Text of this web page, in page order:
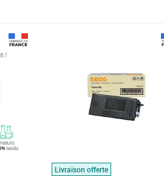
Livraison offerte